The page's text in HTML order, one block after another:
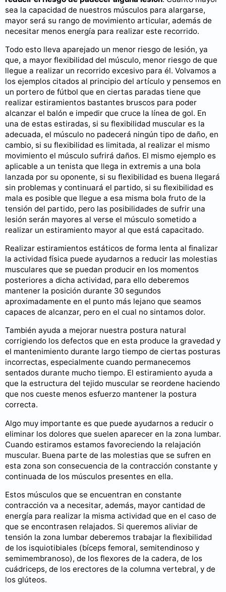
sea la capacidad de nuestros músculos para alargarse,
mayor será su rango de movimiento articular, además de
necesitar menos energía para realizar este recorrido.
Todo esto lleva aparejado un menor riesgo de lesión, ya
que, a mayor flexibilidad del músculo, menor riesgo de que
llegue a realizar un recorrido excesivo para él. Volvamos a
los ejemplos citados al principio del artículo y pensemos en
un portero de fútbol que en ciertas paradas tiene que
realizar estiramientos bastantes bruscos para poder
alcanzar el balón e impedir que cruce la línea de gol. En
una de estas estiradas, si su flexibilidad muscular es la
adecuada, el músculo no padecerá ningún tipo de daño, en
cambio, si su flexibilidad es limitada, al realizar el mismo
movimiento el músculo sufrirá daños. El mismo ejemplo es
aplicable a un tenista que llega in extremis a una bola
lanzada por su oponente, si su flexibilidad es buena llegará
sin problemas y continuará el partido, si su flexibilidad es
mala es posible que llegue a esa misma bola fruto de la
tensión del partido, pero las posibilidades de sufrir una
lesión serán mayores al verse el músculo sometido a
realizar un estiramiento mayor al que está capacitado.
Realizar estiramientos estáticos de forma lenta al finalizar
la actividad física puede ayudarnos a reducir las molestias
musculares que se puedan producir en los momentos
posteriores a dicha actividad, para ello deberemos
mantener la posición durante 30 segundos
aproximadamente en el punto más lejano que seamos
capaces de alcanzar, pero en el cual no sintamos dolor.
También ayuda a mejorar nuestra postura natural
corrigiendo los defectos que en esta produce la gravedad y
el mantenimiento durante largo tiempo de ciertas posturas
incorrectas, especialmente cuando permanecemos
sentados durante mucho tiempo. El estiramiento ayuda a
que la estructura del tejido muscular se reordene haciendo
que nos cueste menos esfuerzo mantener la postura
correcta.
Algo muy importante es que puede ayudarnos a reducir o
eliminar los dolores que suelen aparecer en la zona lumbar.
Cuando estiramos estamos favoreciendo la relajación
muscular. Buena parte de las molestias que se sufren en
esta zona son consecuencia de la contracción constante y
continuada de los músculos presentes en ella.
Estos músculos que se encuentran en constante
contracción va a necesitar, además, mayor cantidad de
energía para realizar la misma actividad que en el caso de
que se encontrasen relajados. Si queremos aliviar de
tensión la zona lumbar deberemos trabajar la flexibilidad
de los isquiotibiales (bíceps femoral, semitendinoso y
semimembranoso), de los flexores de la cadera, de los
cuádriceps, de los erectores de la columna vertebral, y de
los glúteos.